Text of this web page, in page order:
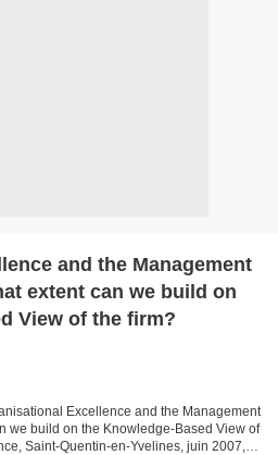
and the Management
extent can we build on
View of the firm?
Excellence and the Management
we build on the Knowledge-Based View of
Saint-Quentin-en-Yvelines, juin 2007,